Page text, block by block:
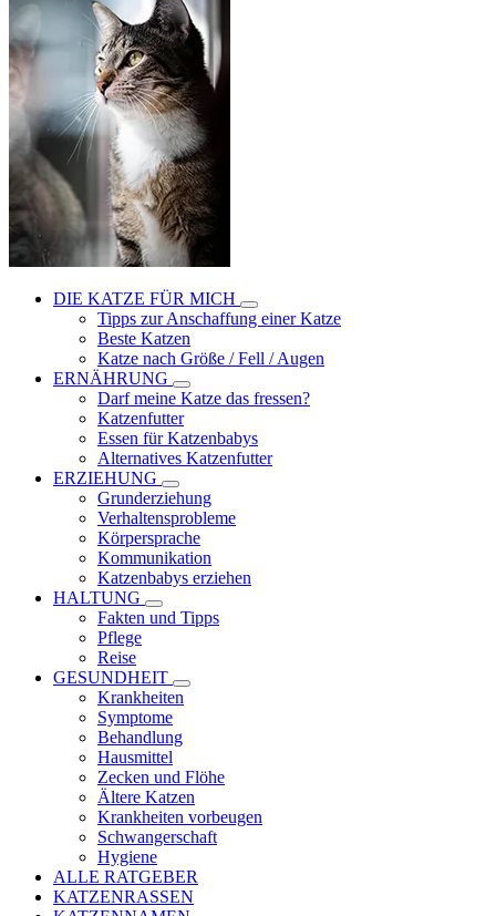
DIE KATZE FÜR MICH
Tipps zur Anschaffung einer Katze
Beste Katzen
Katze nach Größe / Fell / Augen
ERNÄHRUNG
Darf meine Katze das fressen?
Katzenfutter
Essen für Katzenbabys
Alternatives Katzenfutter
ERZIEHUNG
Grunderziehung
Verhaltensprobleme
Körpersprache
Kommunikation
Katzenbabys erziehen
HALTUNG
Fakten und Tipps
Pflege
Reise
GESUNDHEIT
Krankheiten
Symptome
Behandlung
Hausmittel
Zecken und Flöhe
Ältere Katzen
Krankheiten vorbeugen
Schwangerschaft
Hygiene
ALLE RATGEBER
KATZENRASSEN